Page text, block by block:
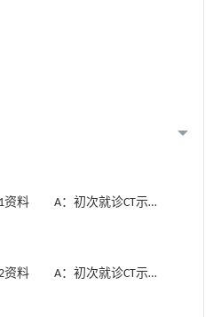
1资料 A：初次就诊CT示胰
病灶包绕腹腔干、脾动静
：胰腺体颈部肿块包绕血管；
辅助化疗3个月后复查，胰腺
2资料 A：初次就诊CT示胰
大，轮廓不规则且局部膨